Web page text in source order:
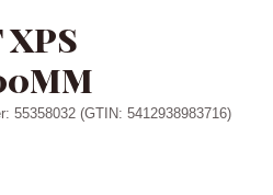
XPS
55358032 (GTIN: 5412938983716)